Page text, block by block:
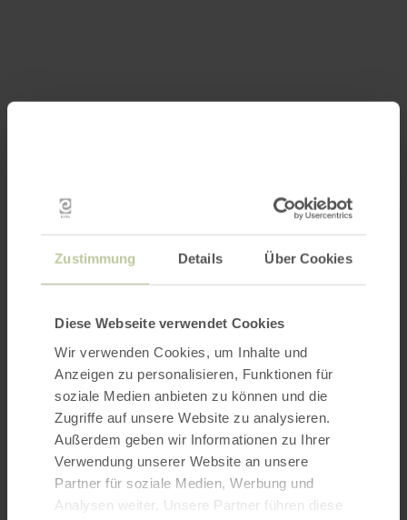
Zustimmung Details Über Cookies
Diese Webseite verwendet Cookies
Wir verwenden Cookies, um Inhalte und
Anzeigen zu personalisieren, Funktionen für
soziale Medien anbieten zu können und die
Zugriffe auf unsere Website zu analysieren.
Außerdem geben wir Informationen zu Ihrer
Verwendung unserer Website an unsere
Partner für soziale Medien, Werbung und
Analysen weiter. Unsere Partner führen diese